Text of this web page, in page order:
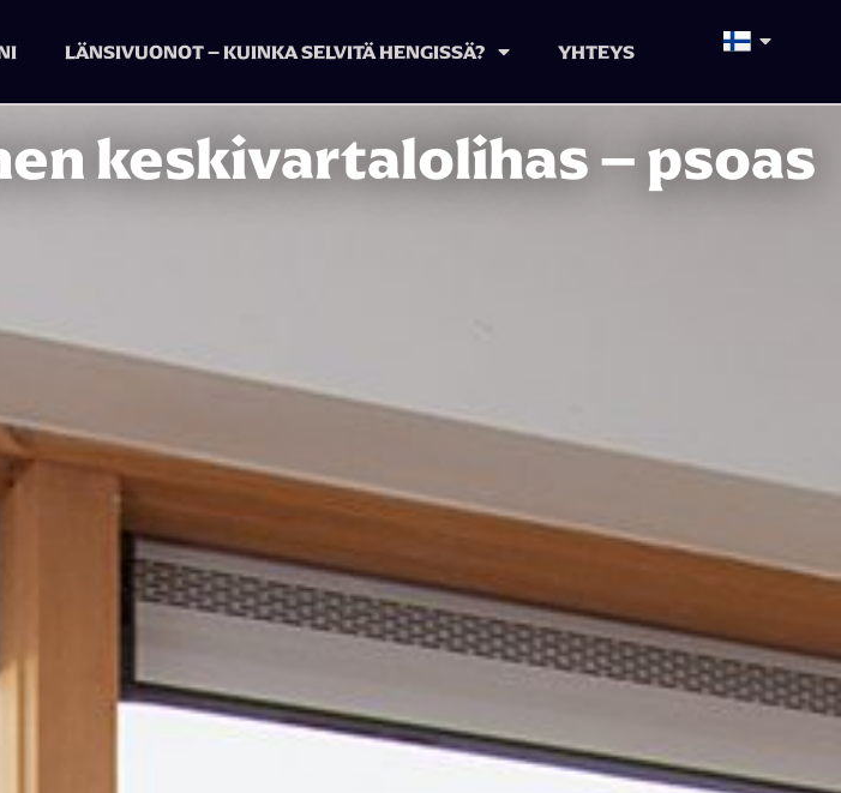
LÄNSIVUONOT – KUINKA SELVITÄ HENGISSÄ? YHTEYS
keskivartalolihas – psoas